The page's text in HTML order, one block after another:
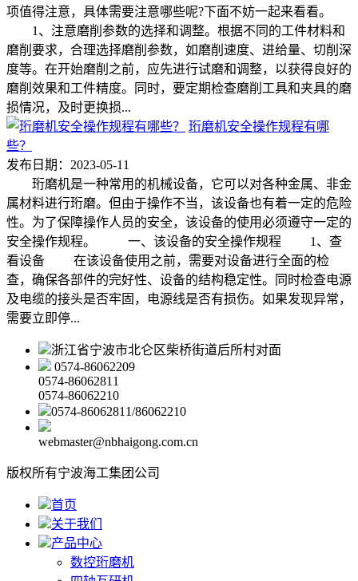
项值得注意，具体需要注意哪些呢?下面不妨一起来看看。
1、注意磨削参数的选择和调整。根据不同的工件材料和
磨削要求，合理选择磨削参数，如磨削速度、进给量、切削深
度等。在开始磨削之前，应先进行试磨和调整，以获得良好的
磨削效果和工件精度。同时，要定期检查磨削工具和夹具的磨
损情况，及时更换损...
珩磨机安全操作规程有哪
些？
发布日期：2023-05-11
珩磨机是一种常用的机械设备，它可以对各种金属、非金
属材料进行珩磨。但由于操作不当，该设备也有着一定的危险
性。为了保障操作人员的安全，该设备的使用必须遵守一定的
安全操作规程。 一、该设备的安全操作规程 1、查
看设备 在该设备使用之前，需要对设备进行全面的检
查，确保各部件的完好性、设备的结构稳定性。同时检查电源
及电缆的接头是否牢固，电源线是否有损伤。如果发现异常，
需要立即停...
浙江省宁波市北仑区柴桥街道后所村对面
0574-86062209
0574-86062811
0574-86062210
0574-86062811/86062210
webmaster@nbhaigong.com.cn
版权所有宁波海工集团公司
首页
关于我们
产品中心
数控珩磨机